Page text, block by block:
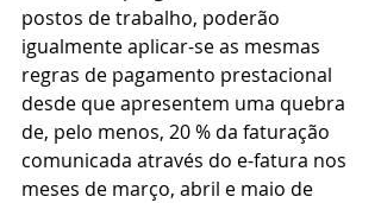
postos de trabalho, poderão
igualmente aplicar-se as mesmas
regras de pagamento prestacional
desde que apresentem uma quebra
de, pelo menos, 20 % da faturação
comunicada através do e-fatura nos
meses de março, abril e maio de